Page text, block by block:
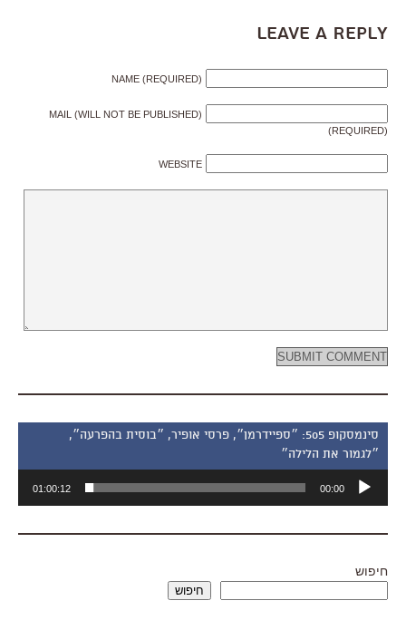
Leave a Reply
NAME (REQUIRED)
MAIL (WILL NOT BE PUBLISHED)
(REQUIRED)
WEBSITE
סינמסקופ 505: ״ספיידרמן״, פרסי אופיר, ״בוסית בהפרעה״,
״לגמור את הלילה״
אודיו
00:00
01:00:12
חיפוש
חיפוש